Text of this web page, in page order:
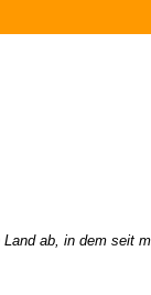
ab, in dem seit